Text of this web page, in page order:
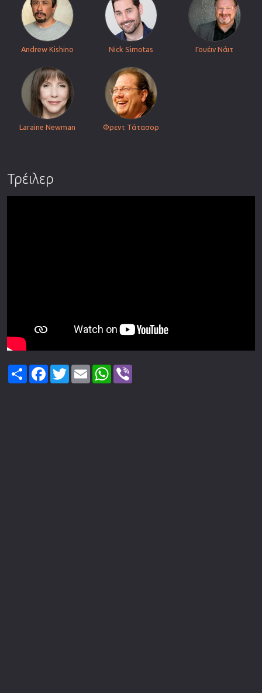
Andrew Kishino Nick Simotas Γουέιν Νάιτ
Laraine Newman Φρεντ Τάτασορ
Τρέιλερ
ShareFacebook
TwitterEmail WhatsApp